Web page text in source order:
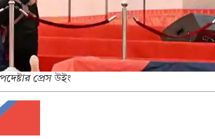
প্রেস উইং